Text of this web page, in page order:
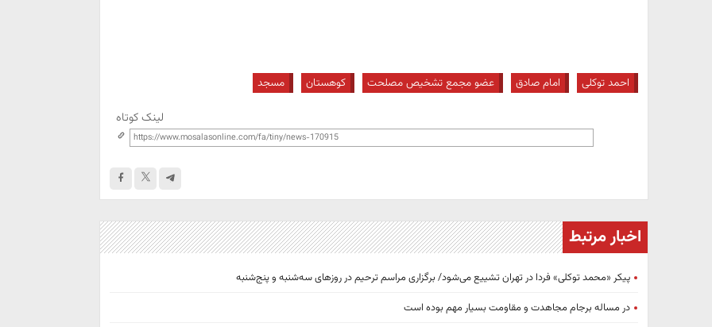
احمد توکلی امام صادق عضو مجمع تشخیص مصلحت کوهستان مسجد
لینک کوتاه
اخبار مرتبط
پیکر «محمد توکلی» فردا در تهران تشییع می‌شود/ برگزاری مراسم ترحیم در روزهای سه‌شنبه و پنج‌شنبه
در مساله برجام مجاهدت و مقاومت بسیار مهم بوده است